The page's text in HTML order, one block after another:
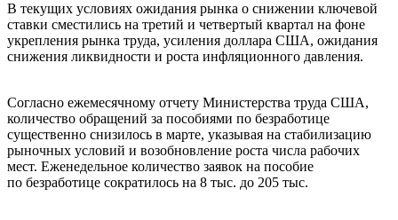
В текущих условиях ожидания рынка о снижении ключевой
ставки сместились на третий и четвертый квартал на фоне
укрепления рынка труда, усиления доллара США, ожидания
снижения ликвидности и роста инфляционного давления.
Согласно ежемесячному отчету Министерства труда США,
количество обращений за пособиями по безработице
существенно снизилось в марте, указывая на стабилизацию
рыночных условий и возобновление роста числа рабочих
мест. Еженедельное количество заявок на пособие
по безработице сократилось на 8 тыс. до 205 тыс.